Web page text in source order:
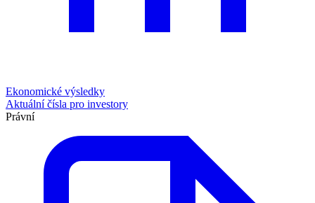
Ekonomické výsledky
Aktuální čísla pro investory
Právní